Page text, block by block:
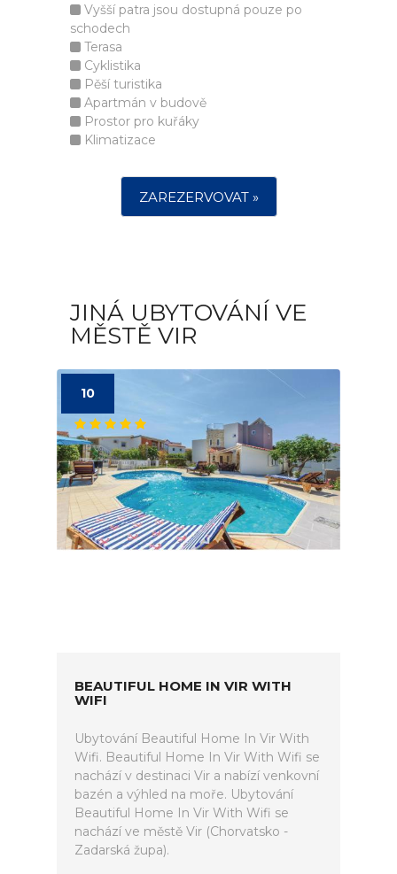
Vyšší patra jsou dostupná pouze po
schodech
Terasa
Cyklistika
Pěší turistika
Apartmán v budově
Prostor pro kuřáky
Klimatizace
ZAREZERVOVAT »
JINÁ UBYTOVÁNÍ VE
MĚSTĚ VIR
10
BEAUTIFUL HOME IN VIR WITH
WIFI
Ubytování Beautiful Home In Vir With
Wifi. Beautiful Home In Vir With Wifi se
nachází v destinaci Vir a nabízí venkovní
bazén a výhled na moře. Ubytování
Beautiful Home In Vir With Wifi se
nachází ve městě Vir (Chorvatsko -
Zadarská župa).